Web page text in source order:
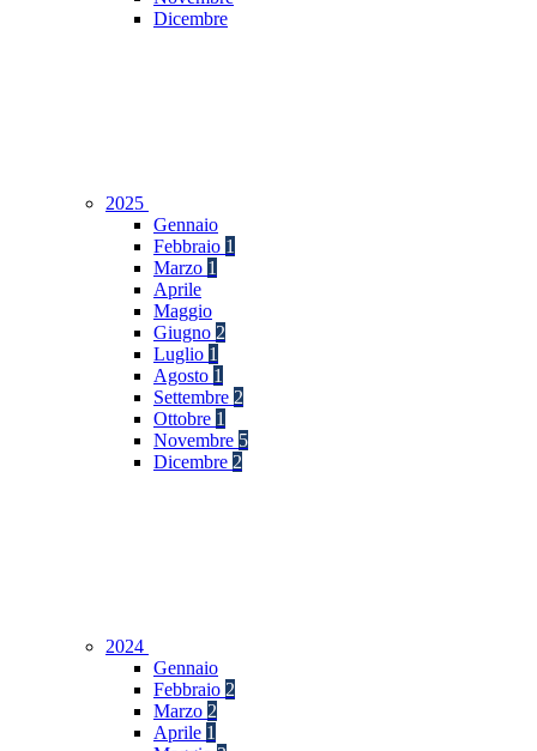
Dicembre
2025
Gennaio
Febbraio 1
Marzo 1
Aprile
Maggio
Giugno 2
Luglio 1
Agosto 1
Settembre 2
Ottobre 1
Novembre 5
Dicembre 2
2024
Gennaio
Febbraio 2
Marzo 2
Aprile 1